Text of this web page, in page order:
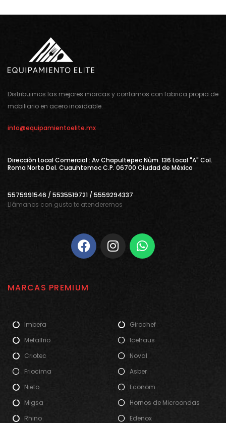
Distribuimos las mejores marcas y contamos con fabrica propia de
mobiliario en acero inoxidable.
info@equipamientoelite.mx
Direcciòn Local Comercial : Av Chapultepec Nùm. 136 Local "A" Col.
Roma Norte Del. Cuauhtemoc C.P. 06700 Ciudad de Mèxico
5575991546 / 5535519721 / 5559294337
Llámanos con gusto te atenderemos
MARCAS PREMIUM
Imbera
Metalfrio
Criotec
Friocima
Nieto
Migsa
Rhino
Girochef
Icehaus
Noval
Asber
Econom
Hornos de Microondas
Edenox